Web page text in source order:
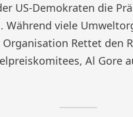
US-Demokraten die
Während viele
Rettet den
Al Gore